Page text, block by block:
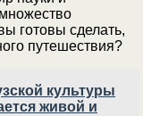
готовы сделать,
путешествия?
культуры
живой и